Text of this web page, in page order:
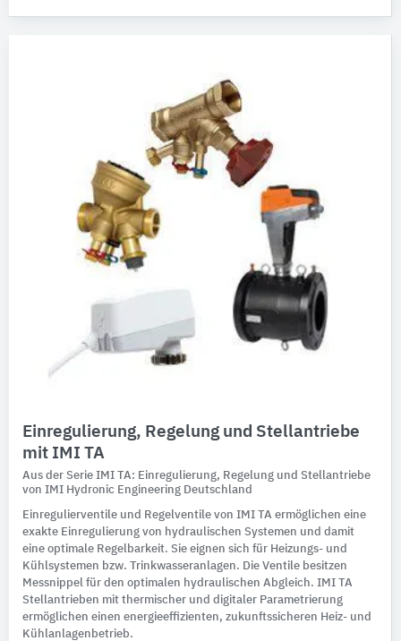
Einregulierung, Regelung und Stellantriebe
mit IMI TA
Aus der Serie IMI TA: Einregulierung, Regelung und Stellantriebe
von IMI Hydronic Engineering Deutschland
Einregulierventile und Regelventile von IMI TA ermöglichen eine
exakte Einregulierung von hydraulischen Systemen und damit
eine optimale Regelbarkeit. Sie eignen sich für Heizungs- und
Kühlsystemen bzw. Trinkwasseranlagen. Die Ventile besitzen
Messnippel für den optimalen hydraulischen Abgleich. IMI TA
Stellantrieben mit thermischer und digitaler Parametrierung
ermöglichen einen energieeffizienten, zukunftssicheren Heiz- und
Kühlanlagenbetrieb.